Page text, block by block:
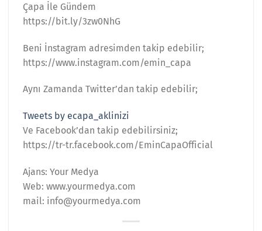
Çapa İle Gündem
https://bit.ly/3zw0NhG
Beni İnstagram adresimden takip edebilir;
https://www.instagram.com/emin_capa
Aynı Zamanda Twitter’dan takip edebilir;
Tweets by ecapa_aklinizi
Ve Facebook’dan takip edebilirsiniz;
https://tr-tr.facebook.com/EminCapaOfficial
Ajans: Your Medya
Web: www.yourmedya.com
mail: info@yourmedya.com